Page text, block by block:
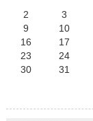
2
3
9
10
16
17
23
24
30
31